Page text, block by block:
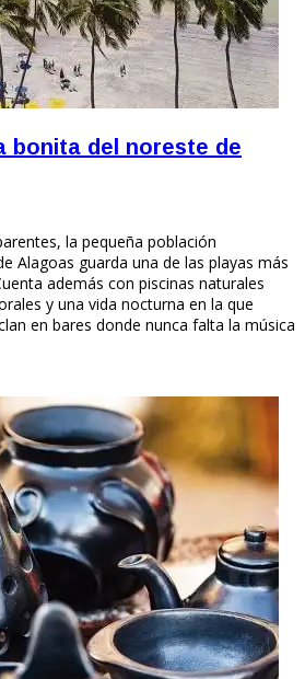
bonita del noreste de
la pequeña población
Alagoas guarda una de las playas más
además con piscinas naturales
y una vida nocturna en la que
en bares donde nunca falta la música